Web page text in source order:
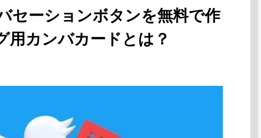
セーションボタンを無料で作
用カンバカードとは？